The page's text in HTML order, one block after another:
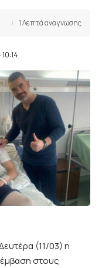
1 Λεπτά αναγνωσης
(11/03) η
στους